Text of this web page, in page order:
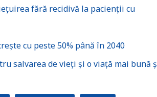
fără recidivă la pacienții cu
cu peste 50% până în 2040
salvarea de vieți și o viață mai bună